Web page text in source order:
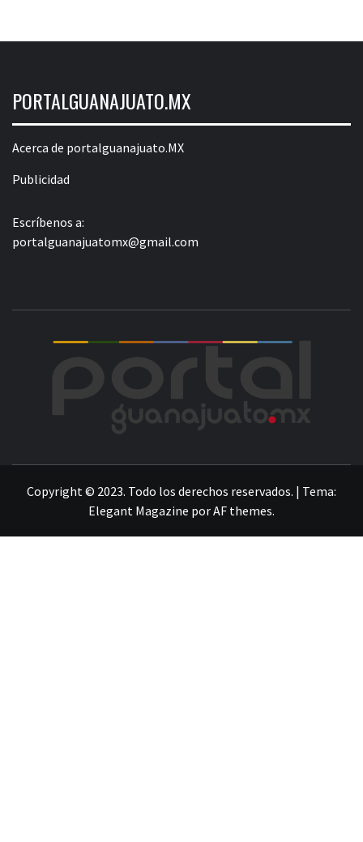
PORTALGUANAJUATO.MX
Acerca de portalguanajuato.MX
Publicidad
Escríbenos a:
portalguanajuatomx@gmail.com
Copyright © 2023. Todo los derechos reservados. | Tema:
Elegant Magazine porAF themes.